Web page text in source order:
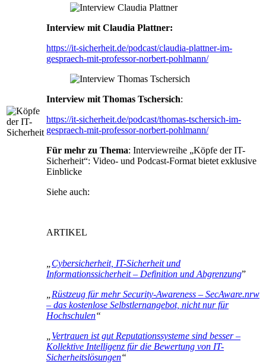
Interview mit Claudia Plattner:
https://it-sicherheit.de/podcast/claudia-plattner-im-
gespraech-mit-professor-norbert-pohlmann/
Interview mit Thomas Tschersich:
https://it-sicherheit.de/podcast/thomas-tschersich-im-
gespraech-mit-professor-norbert-pohlmann/
Für mehr zu Thema: Interviewreihe „Köpfe der IT-
Sicherheit“: Video- und Podcast-Format bietet exklusive
Einblicke
Siehe auch:
ARTIKEL
„Cybersicherheit, IT-Sicherheit und
Informationssicherheit – Definition und Abgrenzung”
„Rüstzeug für mehr Security-Awareness – SecAware.nrw
– das kostenlose Selbstlernangebot, nicht nur für
Hochschulen“
„Vertrauen ist gut Reputationssysteme sind besser –
Kollektive Intelligenz für die Bewertung von IT-
Sicherheitslösungen“